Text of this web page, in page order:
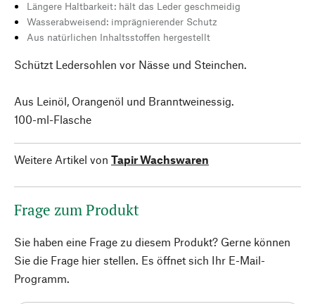
Längere Haltbarkeit: hält das Leder geschmeidig
Wasserabweisend: imprägnierender Schutz
Aus natürlichen Inhaltsstoffen hergestellt
Schützt Ledersohlen vor Nässe und Steinchen.
Aus Leinöl, Orangenöl und Branntweinessig.
100-ml-Flasche
Weitere Artikel von Tapir Wachswaren
Frage zum Produkt
Sie haben eine Frage zu diesem Produkt? Gerne können
Sie die Frage hier stellen. Es öffnet sich Ihr E-Mail-
Programm.